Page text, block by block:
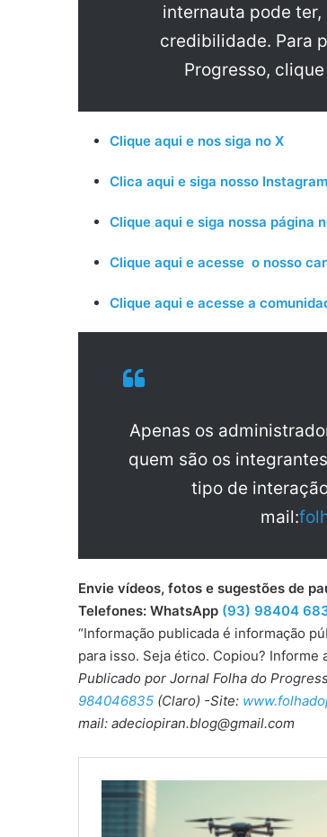
internauta pode
credibilidade. Para
Progresso,
Clique aqui e nos siga no X
Clica aqui e siga nosso Instagram
Clique aqui e siga nossa página
Clique aqui e acesse o nosso
Clique aqui e acesse a
Apenas os
quem são os
tipo de
mail:
Envie vídeos, fotos e sugestões de
Telefones: WhatsApp (93) 98404
“Informação publicada é informação
para isso. Seja ético. Copiou? Informe
Publicado por Jornal Folha do
984046835 (Claro) -Site:
mail: adeciopiran.blog@gmail.com